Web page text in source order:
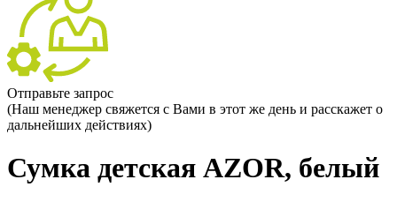
Отправьте запрос
(Наш менеджер свяжется с Вами в этот же день и расскажет о
дальнейших действиях)
Сумка детская AZOR, белый